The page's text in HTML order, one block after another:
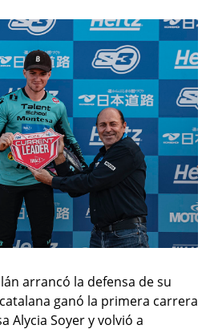
arrancó la defensa de su
ganó la primera carrera
Alycia Soyer y volvió a